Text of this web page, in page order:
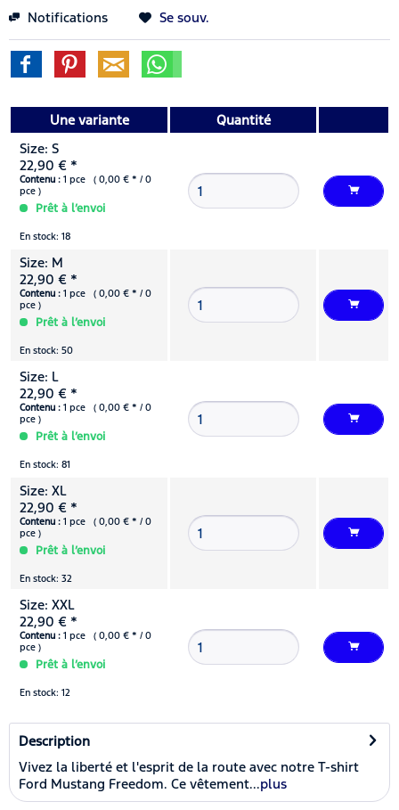
Notifications Se souv.
Une variante
Quantité
Size: S
22,90 € *
Contenu : 1 pce ( 0,00 € * / 0
pce )
Prêt à l’envoi
En stock: 18
Size: M
22,90 € *
Contenu : 1 pce ( 0,00 € * / 0
pce )
Prêt à l’envoi
En stock: 50
Size: L
22,90 € *
Contenu : 1 pce ( 0,00 € * / 0
pce )
Prêt à l’envoi
En stock: 81
Size: XL
22,90 € *
Contenu : 1 pce ( 0,00 € * / 0
pce )
Prêt à l’envoi
En stock: 32
Size: XXL
22,90 € *
Contenu : 1 pce ( 0,00 € * / 0
pce )
Prêt à l’envoi
En stock: 12
Description
Vivez la liberté et l'esprit de la route avec notre T-shirt
Ford Mustang Freedom. Ce vêtement...plus